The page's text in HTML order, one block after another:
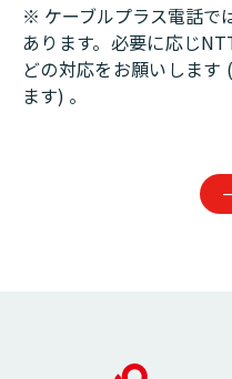
※ ケーブルプラス電話で
あります。必要に応じ
どの対応をお願いしま
ます) 。